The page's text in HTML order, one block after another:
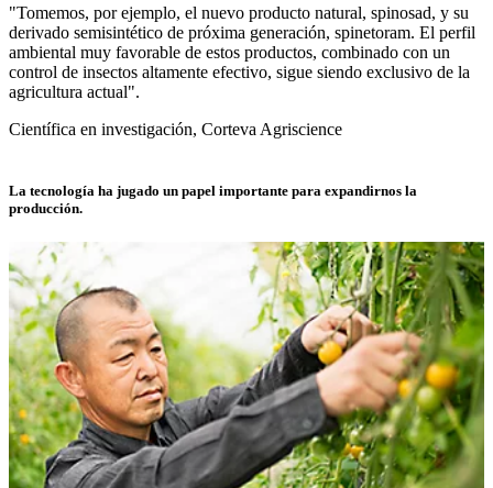
"Tomemos, por ejemplo, el nuevo producto natural, spinosad, y su
derivado semisintético de próxima generación, spinetoram. El perfil
ambiental muy favorable de estos productos, combinado con un
control de insectos altamente efectivo, sigue siendo exclusivo de la
agricultura actual".
Científica en investigación, Corteva Agriscience
La tecnología ha jugado un papel importante para expandirnos la
producción.